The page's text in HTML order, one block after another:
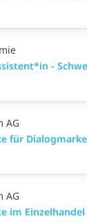
-
AG
für
AG
im